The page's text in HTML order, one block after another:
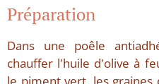
Préparation
Dans une poêle
chauffer l'huile d'olive à
le piment vert, les